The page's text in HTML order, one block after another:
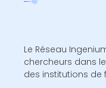
Le Réseau
chercheurs dans
des institutions de